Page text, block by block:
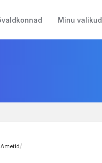
Minu valikud
Ametid/